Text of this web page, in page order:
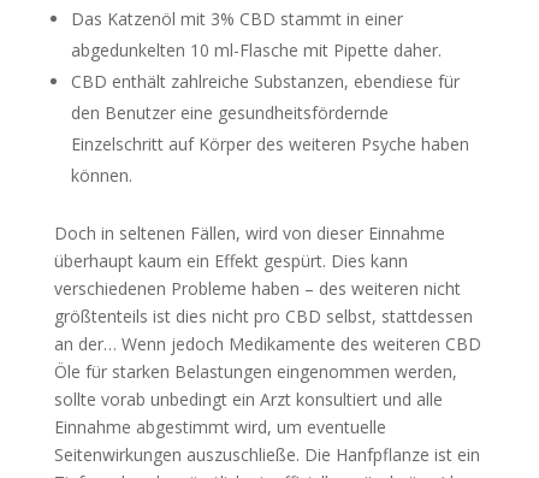
Das Katzenöl mit 3% CBD stammt in einer
abgedunkelten 10 ml-Flasche mit Pipette daher.
CBD enthält zahlreiche Substanzen, ebendiese für
den Benutzer eine gesundheitsfördernde
Einzelschritt auf Körper des weiteren Psyche haben
können.
Doch in seltenen Fällen, wird von dieser Einnahme
überhaupt kaum ein Effekt gespürt. Dies kann
verschiedenen Probleme haben – des weiteren nicht
größtenteils ist dies nicht pro CBD selbst, stattdessen
an der… Wenn jedoch Medikamente des weiteren CBD
Öle für starken Belastungen eingenommen werden,
sollte vorab unbedingt ein Arzt konsultiert und alle
Einnahme abgestimmt wird, um eventuelle
Seitenwirkungen auszuschließe. Die Hanfpflanze ist ein